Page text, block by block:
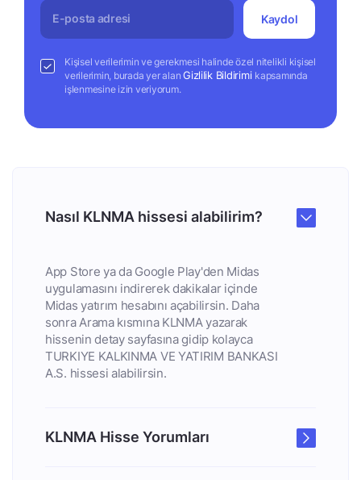
Kaydol
Kişisel verilerimin ve gerekmesi halinde özel nitelikli kişisel
verilerimin, burada yer alanGizlilik Bildirimi kapsamında
işlenmesine izin veriyorum.
Nasıl KLNMA hissesi alabilirim?
App Store ya da Google Play'den Midas
uygulamasını indirerek dakikalar içinde
Midas yatırım hesabını açabilirsin. Daha
sonra Arama kısmına KLNMA yazarak
hissenin detay sayfasına gidip kolayca
TURKIYE KALKINMA VE YATIRIM BANKASI
A.S. hissesi alabilirsin.
KLNMA Hisse Yorumları